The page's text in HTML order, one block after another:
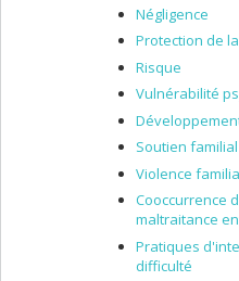
Négligence
Protection de
Risque
Vulnérabilité
Soutien familial
Violence
Cooccurrence
maltraitance
Pratiques
difficulté